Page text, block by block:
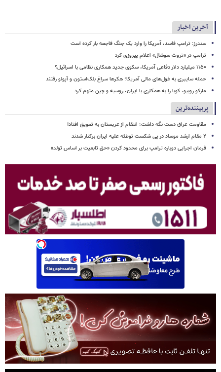
آخرین اخبار
سندرز: ترامپ فاسد، آمریکا را وارد یک جنگ فاجعه بار کرده است
ترامپ در «تروث سوشال» اعلام پیروزی کرد
۱۱۵۰ میلیارد دلار دفاعی آمریکا، سکوی جدید همکاری نظامی با اسرائیل؟
حمله سایبری به غول‌های مالی آمریکا؛ هکرها سراغ بلک‌استون و آپولو رفتند
مارکو روبیو، کوبا را به همکاری با ایران، روسیه و چین متهم کرد
پربیننده‌ترین
مقاومت عراق دست نگه داشت؛ انتقام از عربستان به تعویق افتاد!
۲ مقام‌ ارشد موساد در پی شکست توطئه علیه ایران برکنار شدند
فرمان اجرایی دوباره ترامپ برای محدود کردن «حق تابعیت بر اساس تولد»